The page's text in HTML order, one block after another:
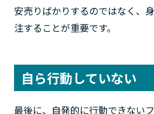
安売りばかりするのではなく、
注することが重要です。
自ら行動していない
最後に、自発的に行動できない